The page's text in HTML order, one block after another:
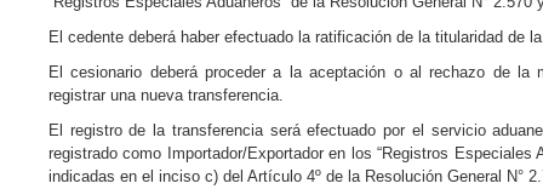
El cedente deberá haber efectuado la ratificación de la titularidad de
El cesionario deberá proceder a la aceptación o al rechazo de
registrar una nueva transferencia.
El registro de la transferencia será efectuado por el servicio
registrado como Importador/Exportador en los “Registros
indicadas en el inciso c) del Artículo 4º de la Resolución General N°